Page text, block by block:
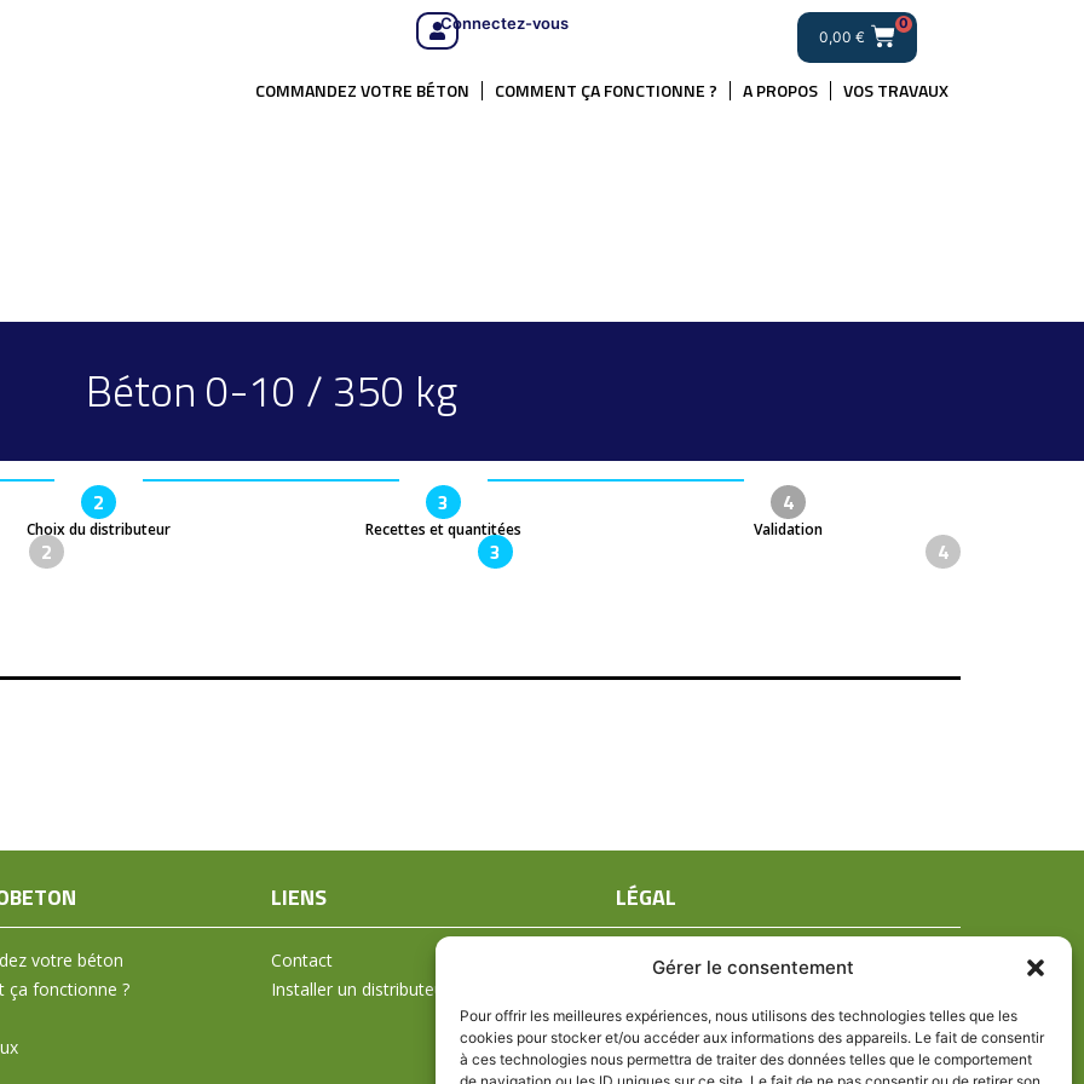
Gérer le consentement
Pour offrir les meilleures expériences, nous utilisons des technologies telles que les
cookies pour stocker et/ou accéder aux informations des appareils. Le fait de consentir
à ces technologies nous permettra de traiter des données telles que le comportement
Connectez-vous
0,00 €
0
COMMANDEZ VOTRE BÉTON COMMENT ÇA FONCTIONNE ? A PROPOS VOS TRAVAUX
Béton 0-10 / 350 kg
2
Choix du distributeur
3
Recettes et quantitées
4
Validation
2 3 4
votre béton
ça fonctionne ?
LIENS
Contact
Installer un distributeur
LÉGAL
Mentions légales
Politique de confidentialité
Politique de cookies (UE)